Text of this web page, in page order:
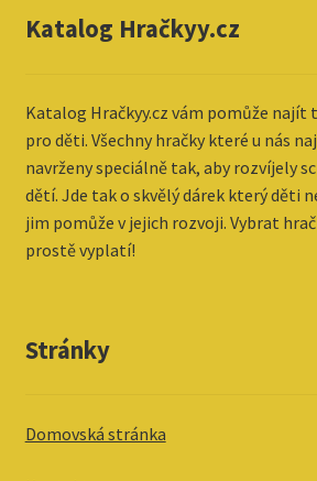
Katalog Hračkyy.cz
Katalog Hračkyy.cz vám pomůže najít
pro děti. Všechny hračky které u nás
navrženy speciálně tak, aby rozvíjely
dětí. Jde tak o skvělý dárek který děti
jim pomůže v jejich rozvoji. Vybrat
prostě vyplatí!
Stránky
Domovská stránka